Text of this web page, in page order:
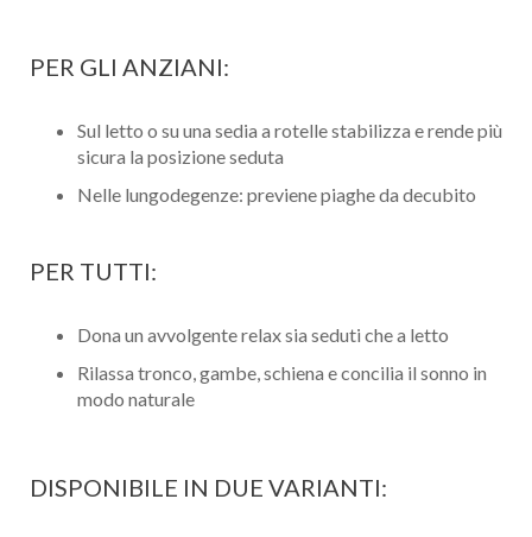
PER GLI ANZIANI:
Sul letto o su una sedia a rotelle stabilizza e rende più
sicura la posizione seduta
Nelle lungodegenze: previene piaghe da decubito
PER TUTTI:
Dona un avvolgente relax sia seduti che a letto
Rilassa tronco, gambe, schiena e concilia il sonno in
modo naturale
DISPONIBILE IN DUE VARIANTI: